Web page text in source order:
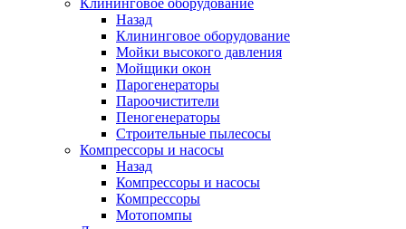
Клининговое оборудование
Назад
Клининговое оборудование
Мойки высокого давления
Мойщики окон
Парогенераторы
Пароочистители
Пеногенераторы
Строительные пылесосы
Компрессоры и насосы
Назад
Компрессоры и насосы
Компрессоры
Мотопомпы